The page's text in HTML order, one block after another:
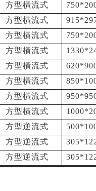
方型橫流式
方型橫流式
方型橫流式
方型橫流式
方型橫流式
方型橫流式
方型橫流式
方型橫流式
方型逆流式
方型逆流式
方型逆流式